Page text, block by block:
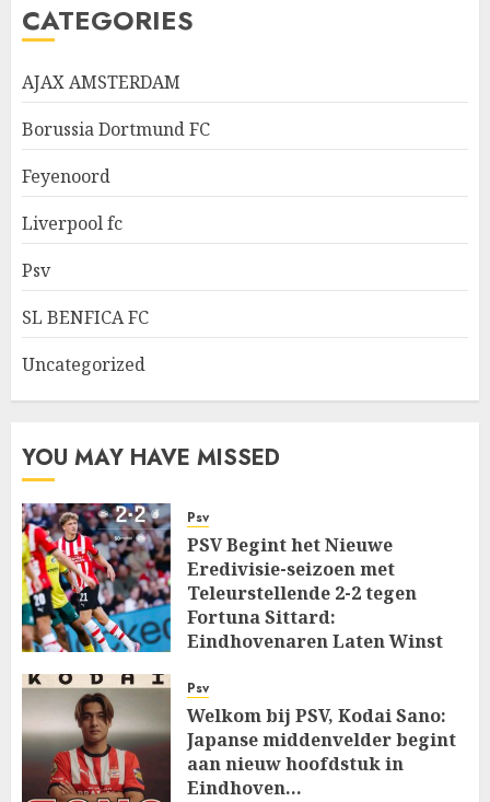
CATEGORIES
AJAX AMSTERDAM
Borussia Dortmund FC
Feyenoord
Liverpool fc
Psv
SL BENFICA FC
Uncategorized
YOU MAY HAVE MISSED
Psv
PSV Begint het Nieuwe
Eredivisie-seizoen met
Teleurstellende 2-2 tegen
Fortuna Sittard:
Eindhovenaren Laten Winst
AUGUST 8, 2026
Psv
Welkom bij PSV, Kodai Sano:
Japanse middenvelder begint
aan nieuw hoofdstuk in
Eindhoven…